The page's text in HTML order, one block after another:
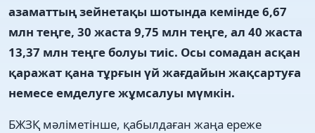
азаматтың зейнетақы шотында кемінде 6,67
млн теңге, 30 жаста 9,75 млн теңге, ал 40 жаста
13,37 млн теңге болуы тиіс. Осы сомадан асқан
қаражат қана тұрғын үй жағдайын жақсартуға
немесе емделуге жұмсалуы мүмкін.
БЖЗҚ мәліметінше, қабылдаған жаңа ереже